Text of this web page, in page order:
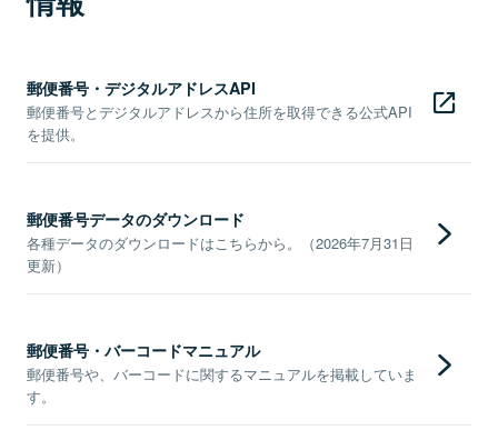
郵便番号・デジタルアドレスAPI
郵便番号とデジタルアドレスから住所を取得できる公式API
を提供。
郵便番号データのダウンロード
各種データのダウンロードはこちらから。（2026年7月31日
更新）
郵便番号・バーコードマニュアル
郵便番号や、バーコードに関するマニュアルを掲載していま
す。